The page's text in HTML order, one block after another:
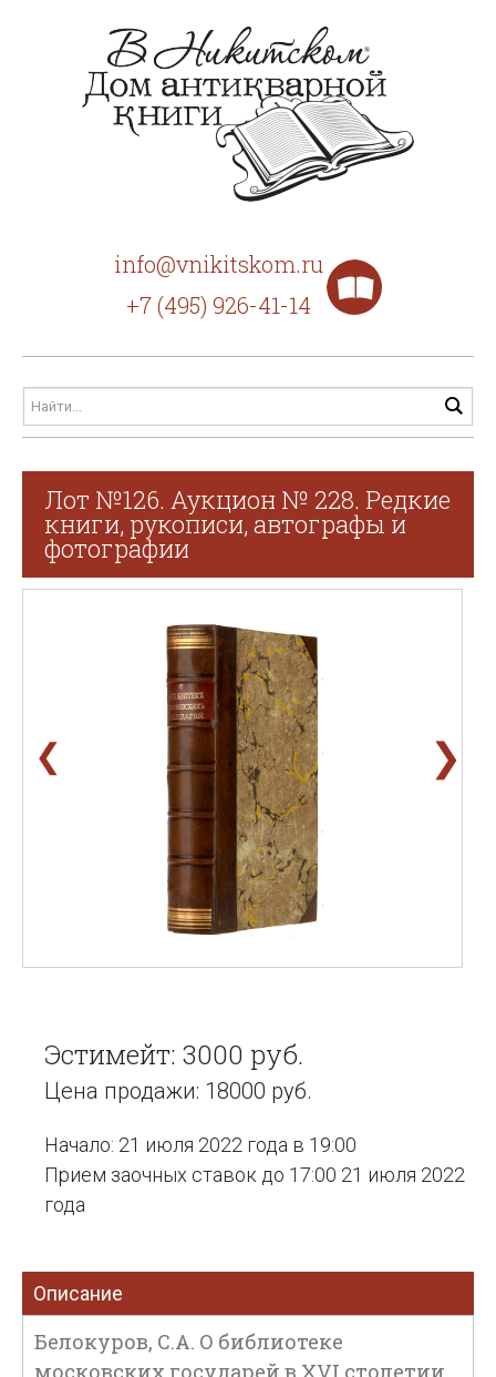
info@vnikitskom.ru
+7 (495) 926-41-14
Лот №126. Аукцион № 228. Редкие
книги, рукописи, автографы и
фотографии
❮ ❯
Эстимейт: 3000 руб.
Цена продажи: 18000 руб.
Начало: 21 июля 2022 года в 19:00
Прием заочных ставок до 17:00 21 июля 2022
года
Описание
Белокуров, С.А. О библиотеке
московских государей в XVI столетии.